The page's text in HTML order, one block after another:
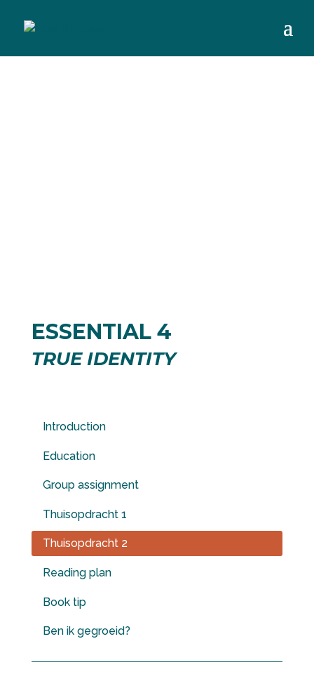
ESSENTIAL 4
TRUE IDENTITY
Introduction
Education
Group assignment
Thuisopdracht 1
Thuisopdracht 2
Reading plan
Book tip
Ben ik gegroeid?